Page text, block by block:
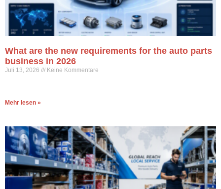
What are the new requirements for the auto parts
business in 2026
Juli 13, 2026 Keine Kommentare
Mehr lesen »